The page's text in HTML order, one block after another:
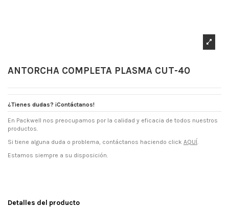
ANTORCHA COMPLETA PLASMA CUT-40
¿Tienes dudas? ¡Contáctanos!
En Packwell nos preocupamos por la calidad y eficacia de todos nuestros
productos.
Si tiene alguna duda o problema, contáctanos haciendo click AQUÍ.
Estamos siempre a su disposición.
Detalles del producto